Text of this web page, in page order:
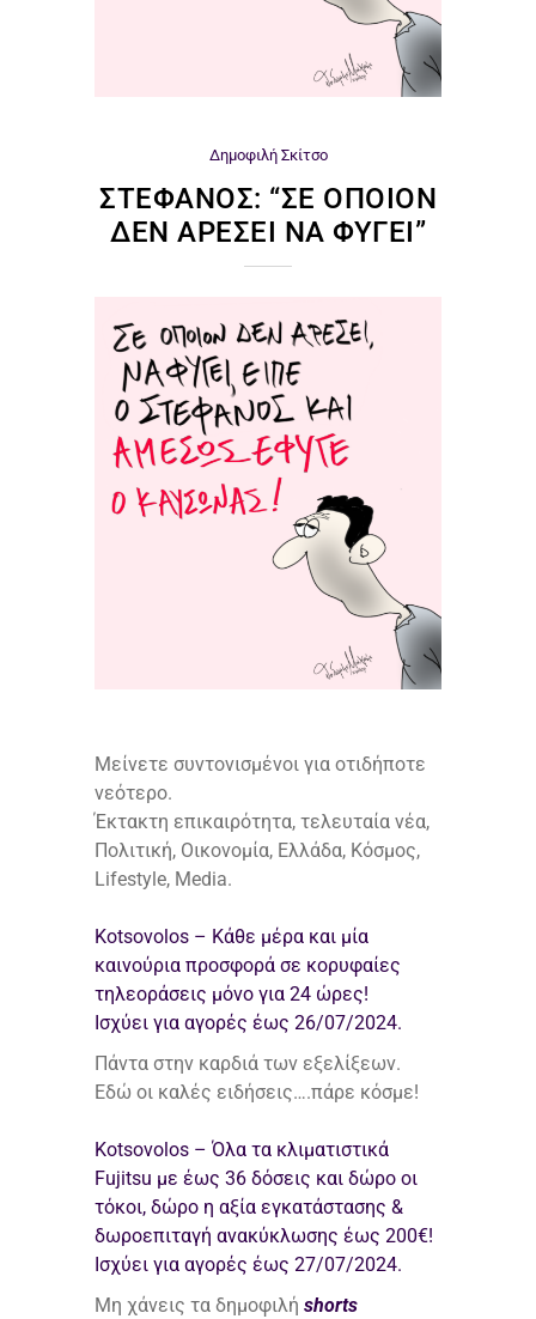
Δημοφιλή Σκίτσο
ΣΤΈΦΑΝΟΣ: “ΣΕ ΌΠΟΙΟΝ
ΔΕΝ ΑΡΈΣΕΙ ΝΑ ΦΎΓΕΙ”
Μείνετε συντονισμένοι για οτιδήποτε
νεότερο.
Έκτακτη επικαιρότητα, τελευταία νέα,
Πολιτική, Οικονομία, Ελλάδα, Κόσμος,
Lifestyle, Media.
Kotsovolos – Κάθε μέρα και μία
καινούρια προσφορά σε κορυφαίες
τηλεοράσεις μόνο για 24 ώρες!
Ισχύει για αγορές έως 26/07/2024.
Πάντα στην καρδιά των εξελίξεων.
Εδώ οι καλές ειδήσεις….πάρε κόσμε!
Kotsovolos – Όλα τα κλιματιστικά
Fujitsu με έως 36 δόσεις και δώρο οι
τόκοι, δώρο η αξία εγκατάστασης &
δωροεπιταγή ανακύκλωσης έως 200€!
Ισχύει για αγορές έως 27/07/2024.
Μη χάνεις τα δημοφιλή shorts